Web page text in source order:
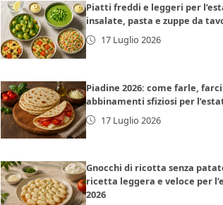
Piatti freddi e leggeri per
insalate, pasta e zuppe da
17 Luglio 2026
Piadine 2026: come farle,
abbinamenti sfiziosi per
17 Luglio 2026
Gnocchi di ricotta senza
ricetta leggera e veloce per
2026